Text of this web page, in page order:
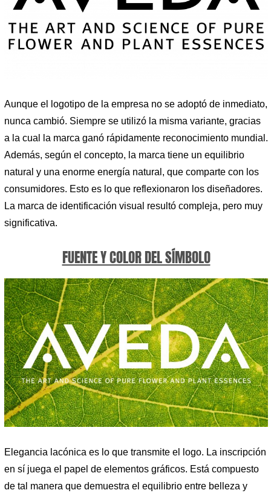
Aunque el logotipo de la empresa no se adoptó de inmediato,
nunca cambió. Siempre se utilizó la misma variante, gracias
a la cual la marca ganó rápidamente reconocimiento mundial.
Además, según el concepto, la marca tiene un equilibrio
natural y una enorme energía natural, que comparte con los
consumidores. Esto es lo que reflexionaron los diseñadores.
La marca de identificación visual resultó compleja, pero muy
significativa.
FUENTE Y COLOR DEL SÍMBOLO
Elegancia lacónica es lo que transmite el logo. La inscripción
en sí juega el papel de elementos gráficos. Está compuesto
de tal manera que demuestra el equilibrio entre belleza y